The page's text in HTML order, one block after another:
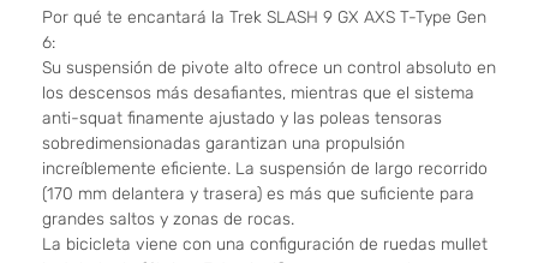
Por qué te encantará la Trek SLASH 9 GX AXS T-Type Gen
6:
Su suspensión de pivote alto ofrece un control absoluto en
los descensos más desafiantes, mientras que el sistema
anti-squat finamente ajustado y las poleas tensoras
sobredimensionadas garantizan una propulsión
increíblemente eficiente. La suspensión de largo recorrido
(170 mm delantera y trasera) es más que suficiente para
grandes saltos y zonas de rocas.
La bicicleta viene con una configuración de ruedas mullet